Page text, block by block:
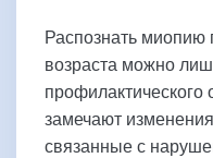
Распознать миопию
возраста можно
профилактического
замечают
связанные с